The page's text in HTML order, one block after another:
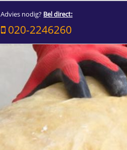
Advies nodig? Bel direct:
020-2246260